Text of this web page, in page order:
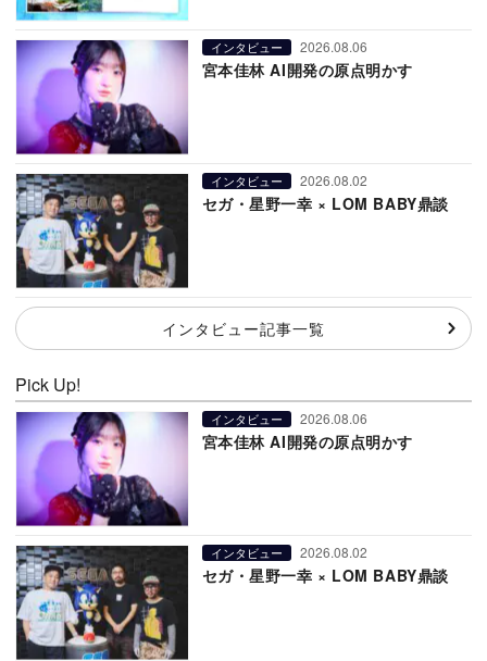
インタビュー 2026.08.06
宮本佳林 AI開発の原点明かす
インタビュー 2026.08.02
セガ・星野一幸 × LOM BABY鼎談
インタビュー記事一覧
Pick Up!
インタビュー 2026.08.06
宮本佳林 AI開発の原点明かす
インタビュー 2026.08.02
セガ・星野一幸 × LOM BABY鼎談